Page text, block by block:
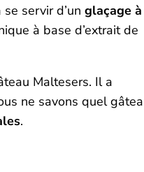
servir d’un glaçage
à base d’extrait de
Maltesers. Il a
ne savons quel
.